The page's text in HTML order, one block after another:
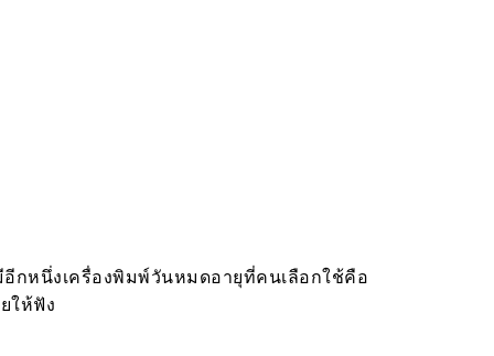
กหนึ่งเครื่องพิมพ์วันหมดอายุที่คนเลือกใช้คือ
ให้ฟัง